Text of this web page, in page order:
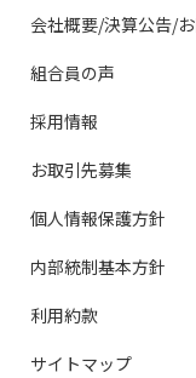
会社概要/決算公告/
組合員の声
採用情報
お取引先募集
個人情報保護方針
内部統制基本方針
利用約款
サイトマップ